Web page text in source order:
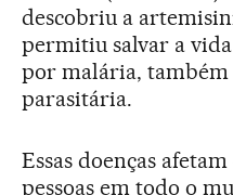
descobriu a
permitiu salvar a
por malária, também
parasitária.
Essas doenças
pessoas em todo o